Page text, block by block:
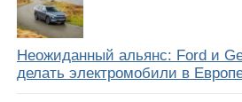
Неожиданный альянс: Ford и
делать электромобили в